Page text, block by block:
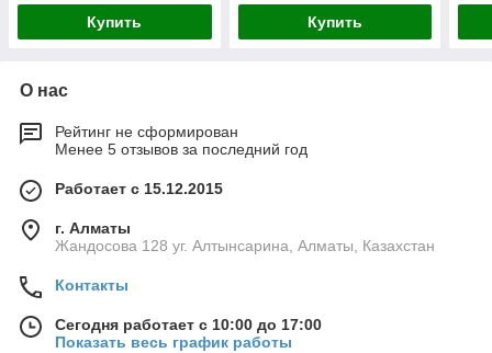
Купить Купить
О нас
Рейтинг не сформирован
Менее 5 отзывов за последний год
Работает с 15.12.2015
г. Алматы
Жандосова 128 уг. Алтынсарина, Алматы, Казахстан
Контакты
Сегодня работает с 10:00 до 17:00
Показать весь график работы